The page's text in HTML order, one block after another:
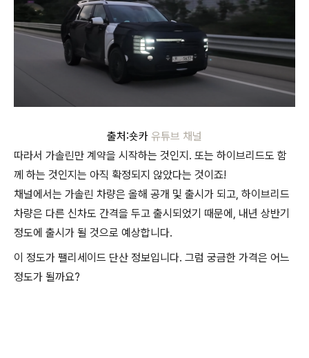
출처:숏카 유튜브 채널
따라서 가솔린만 계약을 시작하는 것인지. 또는 하이브리드도 함
께 하는 것인지는 아직 확정되지 않았다는 것이죠!
채널에서는 가솔린 차량은 올해 공개 및 출시가 되고, 하이브리드
차량은 다른 신차도 간격을 두고 출시되었기 때문에, 내년 상반기
정도에 출시가 될 것으로 예상합니다.
이 정도가 팰리세이드 단산 정보입니다. 그럼 궁금한 가격은 어느
정도가 될까요?